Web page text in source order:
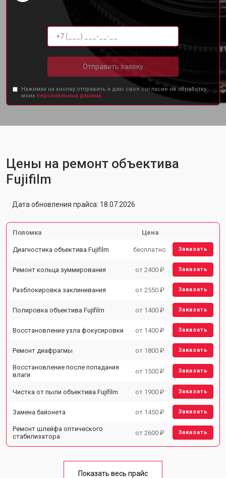
Отправить заявку
Нажимая на кнопку отправить я даю свое согласие на обработку
моих персональных данных.
Цены на ремонт объектива
Fujifilm
Дата обновления прайса: 18.07.2026
Поломка Цена
Диагностика объектива Fujifilm бесплатно Заказать
Ремонт кольца зуммирования от 2400 ₽ Заказать
Разблокировка заклинивания от 2550 ₽ Заказать
Полировка объектива Fujifilm от 1400 ₽ Заказать
Восстановление узла фокусировки от 1400 ₽ Заказать
Ремонт диафрагмы от 1800 ₽ Заказать
Восстановление после попадания
влаги
от 1500 ₽ Заказать
Чистка от пыли объектива Fujifilm от 1900 ₽ Заказать
Замена байонета от 1450 ₽ Заказать
Ремонт шлейфа оптического
стабилизатора
от 2600 ₽ Заказать
Показать весь прайс